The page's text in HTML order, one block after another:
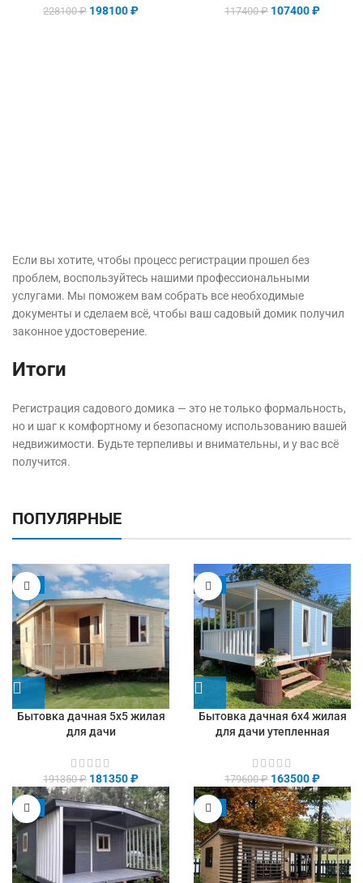
228100₽ 198100₽ 117400₽ 107400₽
Если вы хотите, чтобы процесс регистрации прошел без
проблем, воспользуйтесь нашими профессиональными
услугами. Мы поможем вам собрать все необходимые
документы и сделаем всё, чтобы ваш садовый домик получил
законное удостоверение.
Итоги
Регистрация садового домика — это не только формальность,
но и шаг к комфортному и безопасному использованию вашей
недвижимости. Будьте терпеливы и внимательны, и у вас всё
получится.
ПОПУЛЯРНЫЕ
-5%
Бытовка дачная 5х5 жилая
для дачи
191350₽ 181350₽
-9%
Бытовка дачная 6х4 жилая
для дачи утепленная
179600₽ 163500₽
-8% -9%